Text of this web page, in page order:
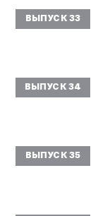
ВЫПУСК 33
ВЫПУСК 34
ВЫПУСК 35